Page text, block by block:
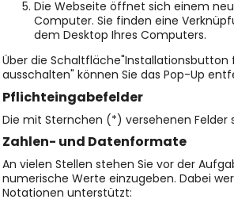
Die Webseite öffnet sich einem
Computer. Sie finden eine
dem Desktop Ihres Computers.
Über die Schaltfläche"Installationsbutton
ausschalten" können Sie das Pop-Up
Pflichteingabefelder
Die mit Sternchen (*) versehenen Felder
Zahlen- und Datenformate
An vielen Stellen stehen Sie vor der
numerische Werte einzugeben. Dabei
Notationen unterstützt: